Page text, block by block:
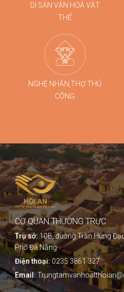
DI SẢN VĂN HOÁ VẬT
THỂ
NGHỆ NHÂN,THỢ THỦ
CÔNG
CƠ QUAN THƯỜNG TRỰC
Trụ sở: 10B, đường Trần Hưng
Phố Đà Nẵng
Điện thoại: 0235 3861 327
Email: